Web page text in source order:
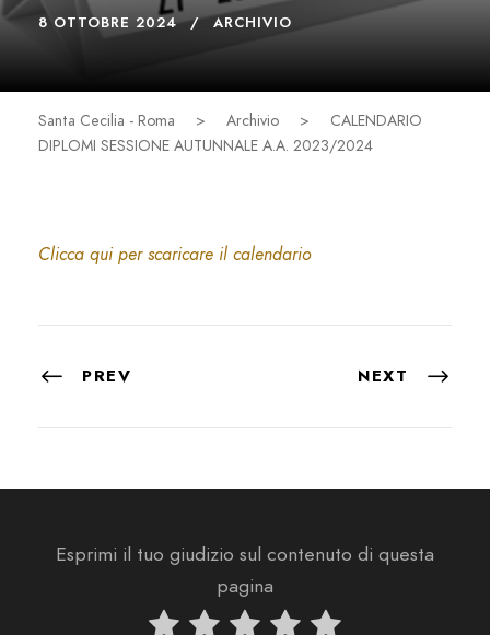
8 OTTOBRE 2024 ARCHIVIO
Santa Cecilia - Roma > Archivio >
CALENDARIO
DIPLOMI SESSIONE AUTUNNALE A.A. 2023/2024
Clicca qui per scaricare il calendario
PREV NEXT
Esprimi il tuo giudizio sul contenuto di questa
pagina